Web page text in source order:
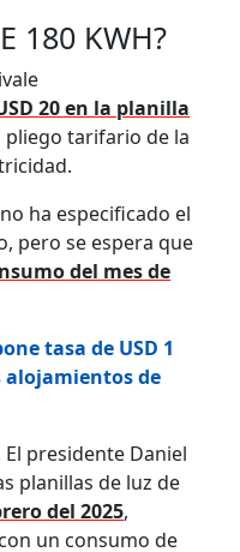
180 KWH?
20 en la planilla
tarifario de la
ha especificado el
pero se espera que
del mes de
tasa de USD 1
alojamientos de
presidente Daniel
planillas de luz de
del 2025,
un consumo de